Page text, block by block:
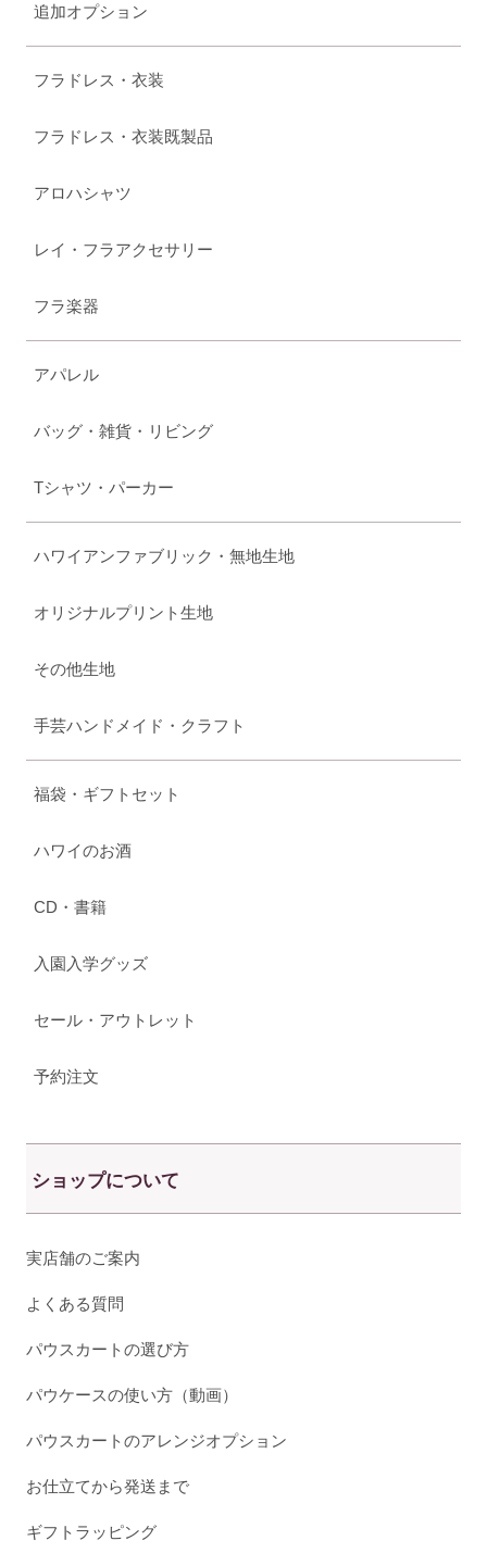
追加オプション
フラドレス・衣装
フラドレス・衣装既製品
アロハシャツ
レイ・フラアクセサリー
フラ楽器
アパレル
バッグ・雑貨・リビング
Tシャツ・パーカー
ハワイアンファブリック・無地生地
オリジナルプリント生地
その他生地
手芸ハンドメイド・クラフト
福袋・ギフトセット
ハワイのお酒
CD・書籍
入園入学グッズ
セール・アウトレット
予約注文
ショップについて
実店舗のご案内
よくある質問
パウスカートの選び方
パウケースの使い方（動画）
パウスカートのアレンジオプション
お仕立てから発送まで
ギフトラッピング